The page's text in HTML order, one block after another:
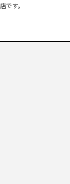
です。